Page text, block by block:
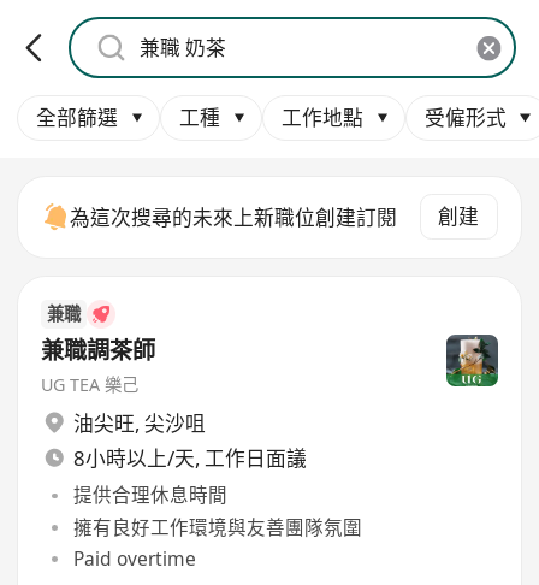
全部篩選 工種 工作地點 受僱形式
為這次搜尋的未來上新職位創建訂閱 創建
兼職
兼職調茶師
UG TEA 樂己
油尖旺, 尖沙咀
8小時以上/天, 工作日面議
提供合理休息時間
擁有良好工作環境與友善團隊氛圍
Paid overtime